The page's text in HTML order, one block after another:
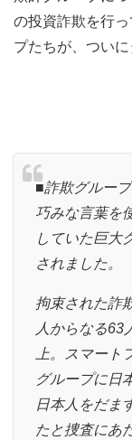
の投資詐欺を行
プたちが、ついに
■詐欺グルー
巧みな言葉を
していた巨大
されました。
拘束された詐
人からなる63
上。スマート
グループに日
日本人をだま
たと捜査にあ